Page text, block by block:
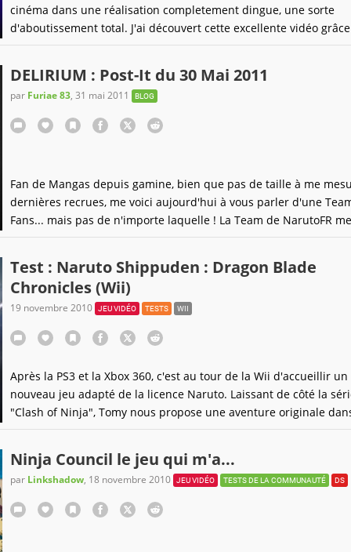
cinéma dans une réalisation completement dingue, une sorte
d'aboutissement total. J'ai découvert cette excellente vidéo
bruno et son émission rétrogaming ultime :
shadow-dancer Là on a quand même une vraie perle : des
parlent
DELIRIUM : Post-It du 30 Mai 2011
par Furiae 83, 31 mai 2011 BLOG
Fan de Mangas depuis gamine, bien que pas de taille à me
dernières recrues, me voici aujourd'hui à vous parler d'une
Fans... mais pas de n'importe laquelle ! La Team de NarutoFR
ligne sur son site les dernières vidéos des épisodes de Naruto
Français et d'une qualité visuelle parfaite, plus
Test : Naruto Shippuden : Dragon Blade
Chronicles (Wii)
19 novembre 2010 JEU VIDÉO TESTS WII
Après la PS3 et la Xbox 360, c'est au tour de la Wii d'accueillir un
nouveau jeu adapté de la licence Naruto. Laissant de côté la
"Clash of Ninja", Tomy nous propose une aventure originale
laquelle les ninjas de Konoha sont confrontés à de redoutables
Ninja Council le jeu qui m'a...
par Linkshadow, 18 novembre 2010 JEU VIDÉO TESTS DE LA COMMUNAUTÉ DS